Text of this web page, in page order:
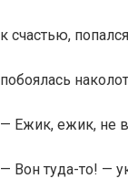
к счастью,
побоялась
— Ежик, ежик, не
— Вон туда-то! —